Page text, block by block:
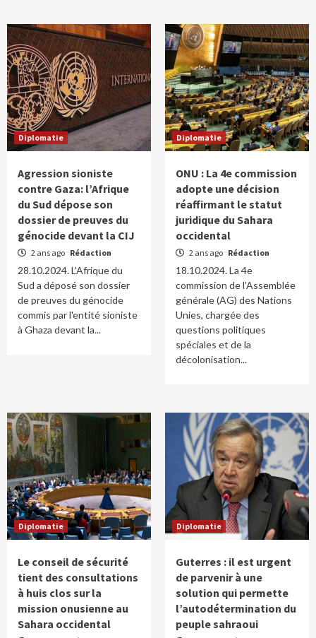
Diplomatie
Agression sioniste
contre Gaza: l’Afrique
du Sud dépose son
dossier de preuves du
génocide devant la CIJ
2 ans ago Rédaction
28.10.2024. L'Afrique du
Sud a déposé son dossier
de preuves du génocide
commis par l'entité sioniste
à Ghaza devant la...
Diplomatie
ONU : La 4e commission
adopte une décision
réaffirmant le statut
juridique du Sahara
occidental
2 ans ago Rédaction
18.10.2024. La 4e
commission de l'Assemblée
générale (AG) des Nations
Unies, chargée des
questions politiques
spéciales et de la
décolonisation...
Diplomatie
Le conseil de sécurité
tient des consultations
à huis clos sur la
mission onusienne au
Sahara occidental
Diplomatie
Guterres : il est urgent
de parvenir à une
solution qui permette
l’autodétermination du
peuple sahraoui